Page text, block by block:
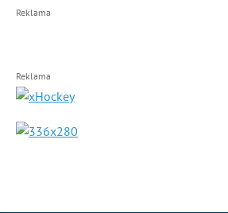
Reklama
Reklama